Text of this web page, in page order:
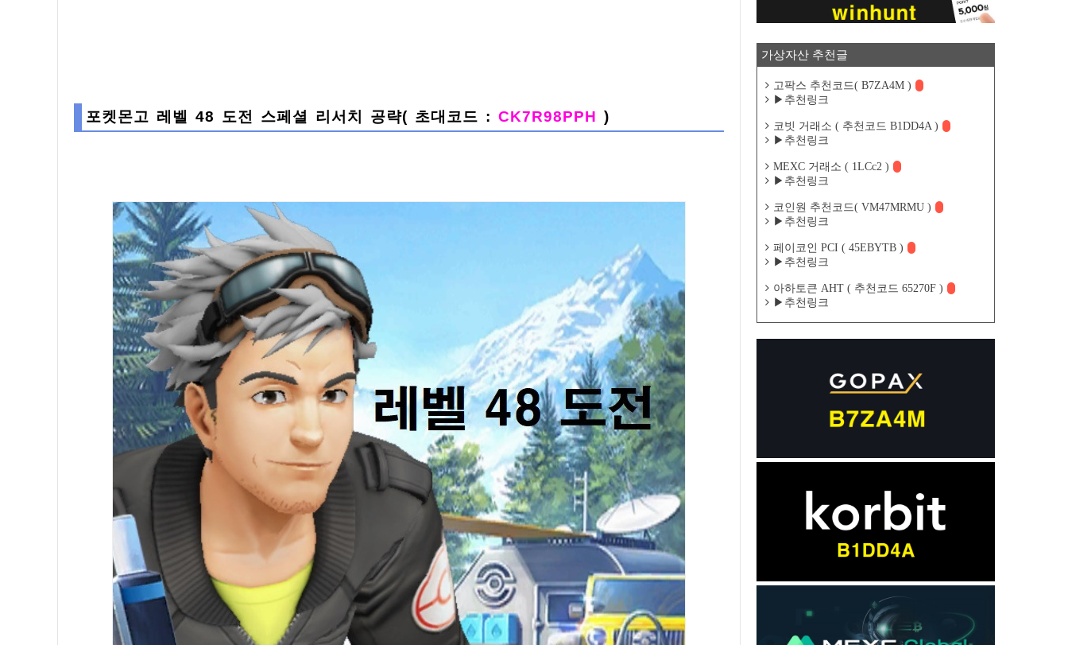
포켓몬고 레벨 48 도전 스페셜 리서치 공략( 초대코드 : CK7R98PPH )
가상자산 추천글
고팍스 추천코드( B7ZA4M )
▶추천링크
코빗 거래소 ( 추천코드 B1DD4A )
▶추천링크
MEXC 거래소 ( 1LCc2 )
▶추천링크
코인원 추천코드( VM47MRMU )
▶추천링크
페이코인 PCI ( 45EBYTB )
▶추천링크
아하토큰 AHT ( 추천코드 65270F )
▶추천링크